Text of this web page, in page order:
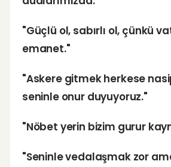
"Güçlü ol, sabırlı ol, çünkü
emanet."
"Askere gitmek herkese
seninle onur duyuyoruz."
"Nöbet yerin bizim gurur
"Seninle vedalaşmak zor